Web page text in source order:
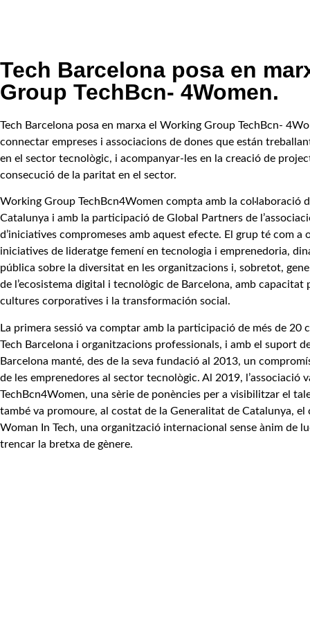
Tech Barcelona posa en
Group TechBcn- 4Women.
Tech Barcelona posa en marxa el Working Group TechBcn-
connectar empreses i associacions de dones que están
en el sector tecnològic, i acompanyar-les en la creació de
consecució de la paritat en el sector.
Working Group TechBcn4Women compta amb la col·laboració
Catalunya i amb la participació de Global Partners de
d’iniciatives compromeses amb aquest efecte. El grup té com a
iniciatives de lideratge femení en tecnologia i emprenedoria,
pública sobre la diversitat en les organitzacions i, sobretot,
de l’ecosistema digital i tecnològic de Barcelona, amb capacitat
cultures corporatives i la transformación social.
La primera sessió va comptar amb la participació de més de 20
Tech Barcelona i organitzacions professionals, i amb el suport
Barcelona manté, des de la seva fundació al 2013, un
de les emprenedores al sector tecnològic. Al 2019, l’associació
TechBcn4Women, una sèrie de ponències per a visibilitzar el
també va promoure, al costat de la Generalitat de Catalunya, el
Woman In Tech, una organització internacional sense ànim de
trencar la bretxa de gènere.